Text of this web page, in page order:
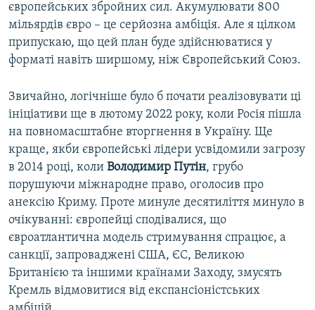
європейських збройних сил. Акумулювати 800
мільярдів євро – це серйозна амбіція. Але я цілком
припускаю, що цей план буде здійснюватися у
форматі навіть ширшому, ніж Європейський Союз.
Звичайно, логічніше було б почати реалізовувати ці
ініціативи ще в лютому 2022 року, коли Росія пішла
на повномасштабне вторгнення в Україну. Ще
краще, якби європейські лідери усвідомили загрозу
в 2014 році, коли Володимир Путін, грубо
порушуючи міжнародне право, оголосив про
анексію Криму. Проте минуле десятиліття минуло в
очікуванні: європейці сподівалися, що
євроатлантична модель стримування спрацює, а
санкції, запроваджені США, ЄС, Великою
Британією та іншими країнами Заходу, змусять
Кремль відмовитися від експансіоністських